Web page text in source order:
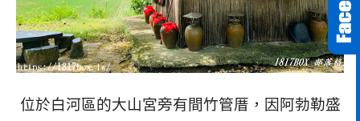
位於白河區的大山宮旁有間竹管厝，因阿勃勒盛